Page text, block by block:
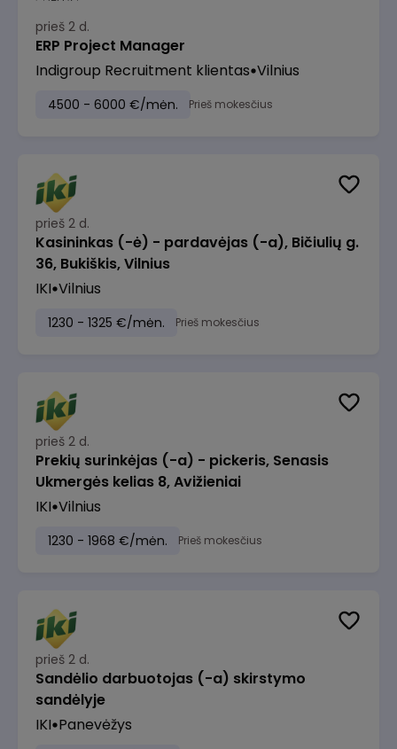
prieš 2 d.
ERP Project Manager
Indigroup Recruitment klientas Vilnius
4500 - 6000 €/mėn. Prieš mokesčius
prieš 2 d.
Kasininkas (-ė) - pardavėjas (-a), Bičiulių g.
36, Bukiškis, Vilnius
IKI Vilnius
1230 - 1325 €/mėn. Prieš mokesčius
prieš 2 d.
Prekių surinkėjas (-a) - pickeris, Senasis
Ukmergės kelias 8, Avižieniai
IKI Vilnius
1230 - 1968 €/mėn. Prieš mokesčius
prieš 2 d.
Sandėlio darbuotojas (-a) skirstymo
sandėlyje
IKI Panevėžys